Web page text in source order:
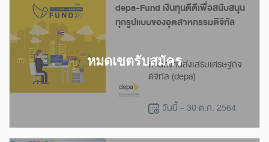
depa-Fund เงินทุนดีดีเพื่อสนับสนุน
ทุกรูปแบบของอุตสาหกรรมดิจิทัล
สำนักงานส่งเสริมเศรษฐกิจ
ดิจิทัล (depa)
วันนี้ - 30 ต.ค. 2564